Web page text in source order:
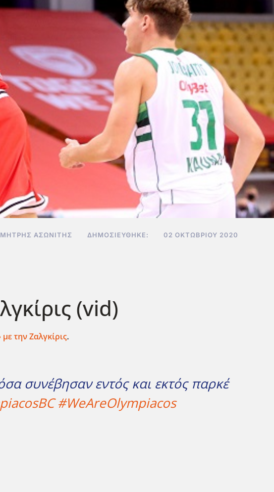
ΑΣΩΝΊΤΗΣ ΔΗΜΟΣΙΕΎΘΗΚΕ: 02 ΟΚΤΩΒΡΊΟΥ 2020
(vid)
την Ζαλγκίρις.
συνέβησαν εντός και εκτός παρκέ
#WeAreOlympiacos